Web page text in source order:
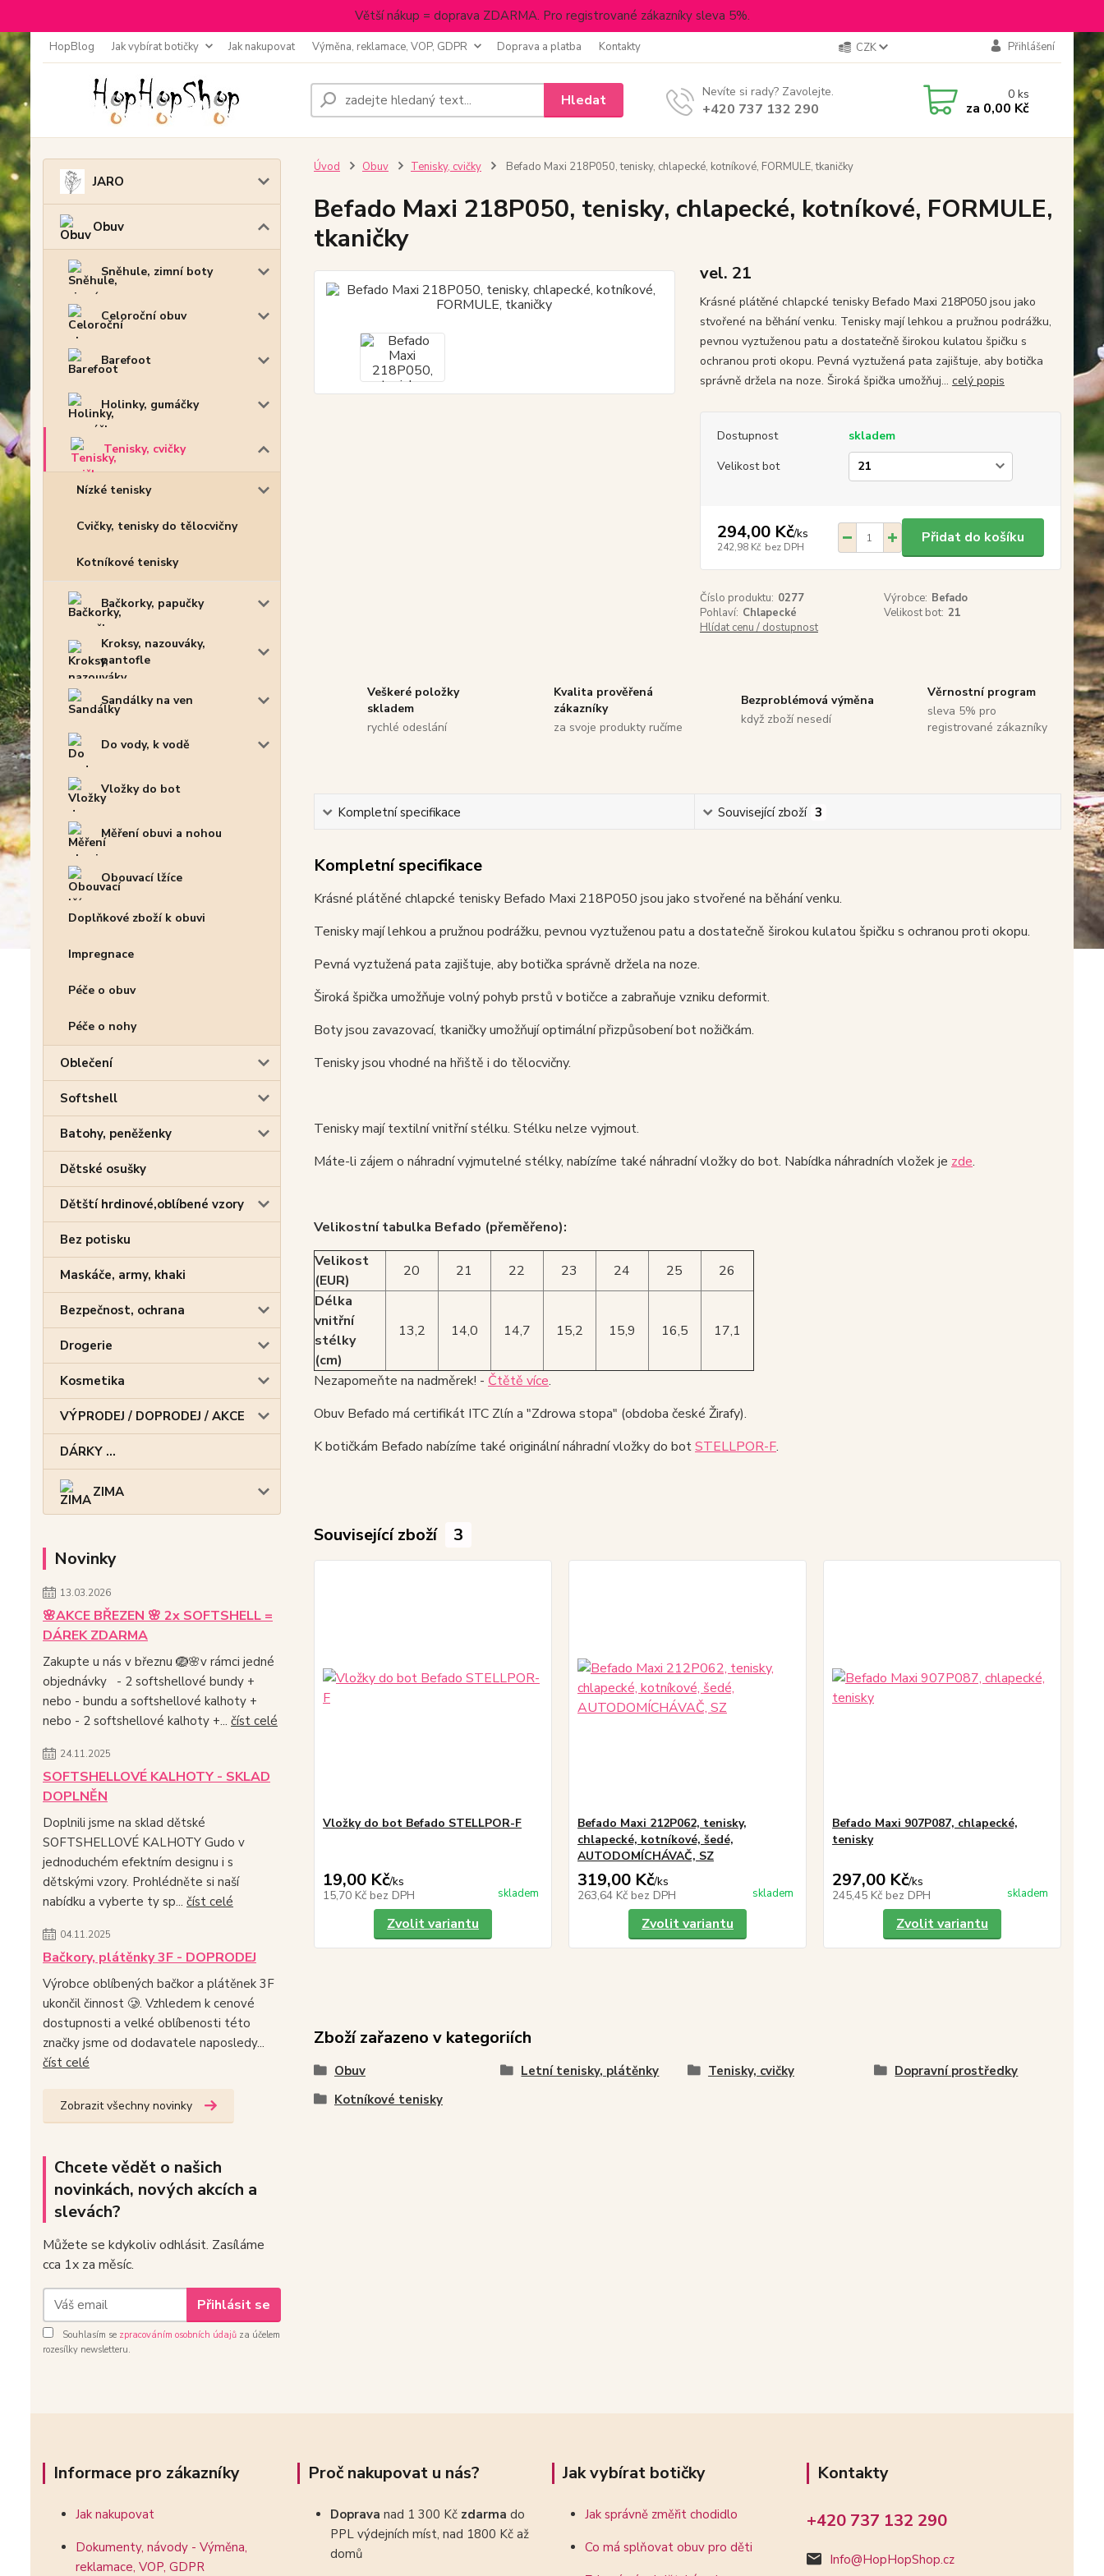
Větší nákup = doprava ZDARMA. Pro registrované zákazníky sleva 5%.
HopBlog Jak vybírat botičky Jak nakupovat Výměna, reklamace, VOP, GDPR Doprava a platba Kontakty CZK Přihlášení
Hledat Nevíte si rady? Zavolejte.
+420 737 132 290
0ks
za 0,00 Kč
JARO
Obuv
Sněhule, zimní boty
Celoroční obuv
Barefoot
Holinky, gumáčky
Tenisky, cvičky
Nízké tenisky
Cvičky, tenisky do tělocvičny
Kotníkové tenisky
Bačkorky, papučky
Kroksy, nazouváky,
pantofle
Sandálky na ven
Do vody, k vodě
Vložky do bot
Měření obuvi a nohou
Obouvací lžíce
Doplňkové zboží k obuvi
Impregnace
Péče o obuv
Péče o nohy
Oblečení
Softshell
Batohy, peněženky
Dětské osušky
Dětští hrdinové,oblíbené vzory
Bez potisku
Maskáče, army, khaki
Bezpečnost, ochrana
Drogerie
Kosmetika
VÝPRODEJ / DOPRODEJ / AKCE
DÁRKY ...
ZIMA
Novinky
13.03.2026
🌸AKCE BŘEZEN 🌸 2x SOFTSHELL =
DÁREK ZDARMA
Zakupte u nás v březnu 🪺🌸v rámci jedné
objednávky - 2 softshellové bundy +
nebo - bundu a softshellové kalhoty +
nebo - 2 softshellové kalhoty +... číst celé
24.11.2025
SOFTSHELLOVÉ KALHOTY - SKLAD
DOPLNĚN
Doplnili jsme na sklad dětské
SOFTSHELLOVÉ KALHOTY Gudo v
jednoduchém efektním designu i s
dětskými vzory. Prohlédněte si naší
nabídku a vyberte ty sp... číst celé
04.11.2025
Bačkory, plátěnky 3F - DOPRODEJ
Výrobce oblíbených bačkor a plátěnek 3F
ukončil činnost 🥲. Vzhledem k cenové
dostupnosti a velké oblíbenosti této
značky jsme od dodavatele naposledy...
číst celé
Zobrazit všechny novinky
Chcete vědět o našich
novinkách, nových akcích a
slevách?
Můžete se kdykoliv odhlásit. Zasíláme
cca 1x za měsíc.
Přihlásit se
Souhlasím se zpracováním osobních údajů za účelem
rozesílky newsletteru.
Úvod Obuv Tenisky, cvičky Befado Maxi 218P050, tenisky, chlapecké, kotníkové, FORMULE, tkaničky
Befado Maxi 218P050, tenisky, chlapecké, kotníkové, FORMULE,
tkaničky
vel. 21
Krásné plátěné chlapcké tenisky Befado Maxi 218P050 jsou jako
stvořené na běhání venku. Tenisky mají lehkou a pružnou podrážku,
pevnou vyztuženou patu a dostatečně širokou kulatou špičku s
ochranou proti okopu. Pevná vyztužená pata zajištuje, aby botička
správně držela na noze. Široká špička umožňuj... celý popis
Dostupnost
skladem
Velikost bot
294,00 Kč/ks
242,98 Kč bez DPH
Přidat do košíku
Číslo produktu: 0277 Výrobce: Befado
Pohlaví: Chlapecké Velikost bot: 21
Hlídat cenu / dostupnost
Veškeré položky
skladem
rychlé odeslání
Kvalita prověřená
zákazníky
za svoje produkty ručíme
Bezproblémová výměna
když zboží nesedí
Věrnostní program
sleva 5% pro
registrované zákazníky
Kompletní specifikace Související zboží 3
Kompletní specifikace
Krásné plátěné chlapcké tenisky Befado Maxi 218P050 jsou jako stvořené na běhání venku.
Tenisky mají lehkou a pružnou podrážku, pevnou vyztuženou patu a dostatečně širokou kulatou špičku s ochranou proti okopu.
Pevná vyztužená pata zajištuje, aby botička správně držela na noze.
Široká špička umožňuje volný pohyb prstů v botičce a zabraňuje vzniku deformit.
Boty jsou zavazovací, tkaničky umožňují optimální přizpůsobení bot nožičkám.
Tenisky jsou vhodné na hřiště i do tělocvičny.
Tenisky mají textilní vnitřní stélku. Stélku nelze vyjmout.
Máte-li zájem o náhradní vyjmutelné stélky, nabízíme také náhradní vložky do bot. Nabídka náhradních vložek je zde.
Velikostní tabulka Befado (přeměřeno):
Velikost
(EUR)
20 21 22 23 24 25
26
Délka
vnitřní
stélky
(cm)
13,2 14,0 14,7 15,2 15,9 16,5 17,1
Nezapomeňte na nadměrek! - Čtětě více.
Obuv Befado má certifikát ITC Zlín a "Zdrowa stopa" (obdoba české Žirafy).
K botičkám Befado nabízíme také originální náhradní vložky do botSTELLPOR-F.
Související zboží 3
Vložky do bot Befado STELLPOR-F
19,00 Kč/ks
15,70 Kč bez DPH skladem
Zvolit variantu
Befado Maxi 212P062, tenisky,
chlapecké, kotníkové, šedé,
AUTODOMÍCHÁVAČ, SZ
319,00 Kč/ks
263,64 Kč bez DPH skladem
Zvolit variantu
Befado Maxi 907P087, chlapecké,
tenisky
297,00 Kč/ks
245,45 Kč bez DPH skladem
Zvolit variantu
Zboží zařazeno v kategoriích
Obuv Letní tenisky, plátěnky Tenisky, cvičky
Dopravní prostředky
Kotníkové tenisky
Informace pro zákazníky
Jak nakupovat
Dokumenty, návody - Výměna,
reklamace, VOP, GDPR
Proč nakupovat u nás?
Doprava nad 1 300 Kč zdarma do
PPL výdejních míst, nad 1800 Kč až
domů
Jak vybírat botičky
Jak správně změřit chodidlo
Co má splňovat obuv pro děti
Kontakty
+420 737 132 290
Info@HopHopShop.cz